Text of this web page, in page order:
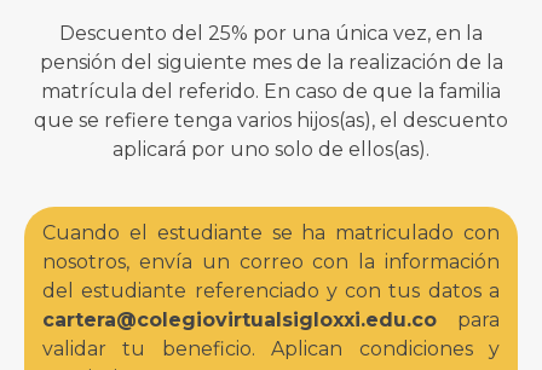
Descuento del 25% por una única vez, en la
pensión del siguiente mes de la realización de la
matrícula del referido. En caso de que la familia
que se refiere tenga varios hijos(as), el descuento
aplicará por uno solo de ellos(as).
Cuando el estudiante se ha matriculado con
nosotros, envía un correo con la información
del estudiante referenciado y con tus datos a
cartera@colegiovirtualsigloxxi.edu.co para
validar tu beneficio. Aplican condiciones y